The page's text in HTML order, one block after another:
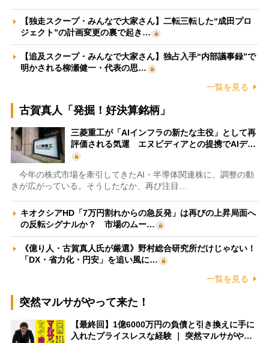
【独走スクープ・みんなで大家さん】二転三転した“成田プロ
ジェクト”の計画変更の裏で起き…
【追及スクープ・みんなで大家さん】独占入手“内部議事録”で
明かされる柳瀬健一・代表の思…
一覧を見る
古賀真人「発掘！好決算銘柄」
三菱重工が「AIインフラの新たな主役」として再
評価される気運 エヌビディアとの提携でAIデ…
今年の株式市場を牽引してきたAI・半導体関連株に、調整の動
きが広がっている。そうしたなか、再び注目…
キオクシアHD「7万円割れからの急反発」は再びの上昇局面へ
の反転シグナルか？ 市場のムー…
《億り人・古賀真人氏が厳選》野村総合研究所だけじゃない！
「DX・省力化・円安」を追い風に…
一覧を見る
突然マルサがやって来た！
【最終回】1億6000万円の負債と引き換えに手に
入れたプライスレスな経験 ｜ 突然マルサがや…